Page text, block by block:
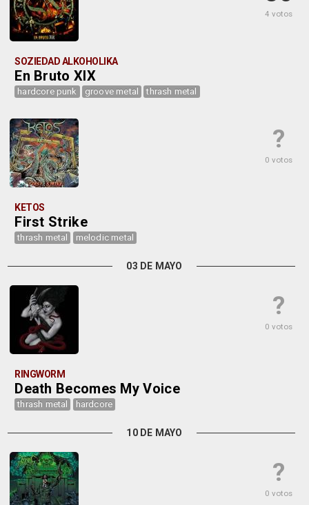
4 votos
SOZIEDAD ALKOHOLIKA
En Bruto XIX
hardcore punk groove metal thrash metal
?
0 votos
KETOS
First Strike
thrash metal melodic metal
03 DE MAYO
?
0 votos
RINGWORM
Death Becomes My Voice
thrash metal hardcore
10 DE MAYO
?
0 votos